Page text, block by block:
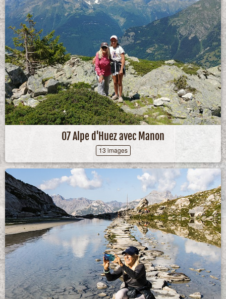
07 Alpe d'Huez avec Manon
13 images